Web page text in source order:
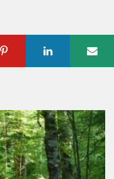
Pinterest Linkedin